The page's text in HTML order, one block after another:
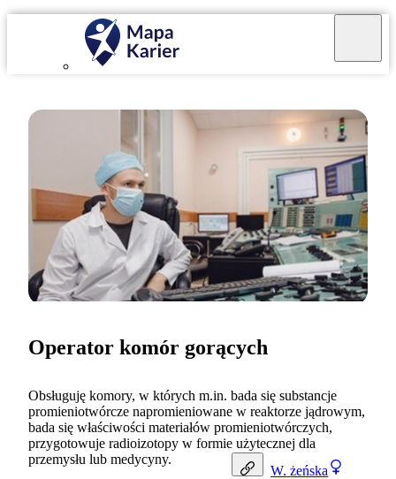
W. żeńska
Operator komór gorących
Obsługuję komory, w których m.in. bada się substancje
promieniotwórcze napromieniowane w reaktorze jądrowym,
bada się właściwości materiałów promieniotwórczych,
przygotowuje radioizotopy w formie użytecznej dla
przemysłu lub medycyny.